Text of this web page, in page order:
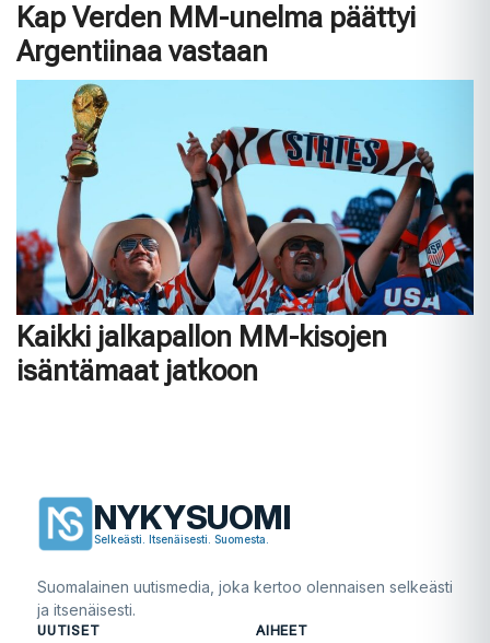
Kap Verden MM-unelma päättyi
Argentiinaa vastaan
Kaikki jalkapallon MM-kisojen
isäntämaat jatkoon
NYKYSUOMI
Selkeästi. Itsenäisesti. Suomesta.
Suomalainen uutismedia, joka kertoo olennaisen selkeästi
ja itsenäisesti.
UUTISET AIHEET